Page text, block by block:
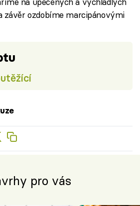
závěr ozdobíme marcipánovými
pro vás